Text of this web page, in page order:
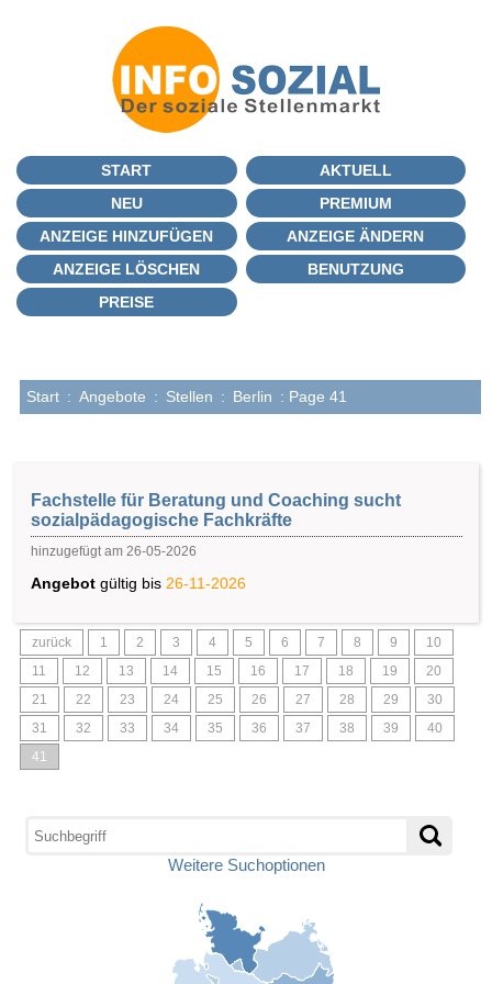
START
AKTUELL
NEU
PREMIUM
ANZEIGE HINZUFÜGEN
ANZEIGE ÄNDERN
ANZEIGE LÖSCHEN
BENUTZUNG
PREISE
Start : Angebote : Stellen : Berlin : Page 41
Fachstelle für Beratung und Coaching sucht
sozialpädagogische Fachkräfte
hinzugefügt am 26-05-2026
Angebot gültig bis 26-11-2026
zurück 1 2 3 4 5 6 7 8 9 10
11 12 13 14 15 16 17 18 19 20
21 22 23 24 25 26 27 28 29 30
31 32 33 34 35 36 37 38 39 40
41
Weitere Suchoptionen